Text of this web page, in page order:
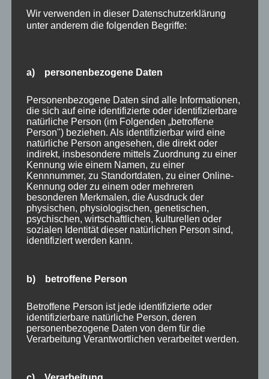
blieb, was sie war – und dass jemand sie
Möchtest du die
Geschichte erleben
anstatt sie nur lesen?
Es gibt die Möglichkeit, diese Erzählung zur
Energiearbeit und Selbstannahme nicht nur lesen,
sondern auch hören und sehen. Klicke bei Bedarf
auf das Video oder den Link!
Wir verwenden in dieser Datenschutzerklärung
unter anderem die folgenden Begriffe:
a) personenbezogene Daten
Personenbezogene Daten sind alle Informationen,
die sich auf eine identifizierte oder identifizierbare
natürliche Person (im Folgenden „betroffene
Person") beziehen. Als identifizierbar wird eine
natürliche Person angesehen, die direkt oder
indirekt, insbesondere mittels Zuordnung zu einer
Kennung wie einem Namen, zu einer
Kennnummer, zu Standortdaten, zu einer Online-
Kennung oder zu einem oder mehreren
besonderen Merkmalen, die Ausdruck der
physischen, physiologischen, genetischen,
psychischen, wirtschaftlichen, kulturellen oder
sozialen Identität dieser natürlichen Person sind,
identifiziert werden kann.
b) betroffene Person
Betroffene Person ist jede identifizierte oder
identifizierbare natürliche Person, deren
personenbezogene Daten von dem für die
Verarbeitung Verantwortlichen verarbeitet werden.